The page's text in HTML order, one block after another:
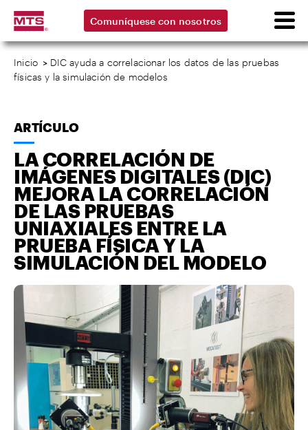
Comuníquese con nosotros
Inicio > DIC ayuda a correlacionar los datos de las pruebas
físicas y la simulación de modelos
ARTÍCULO
LA CORRELACIÓN DE
IMÁGENES DIGITALES (DIC)
MEJORA LA CORRELACIÓN
DE LAS PRUEBAS
UNIAXIALES ENTRE LA
PRUEBA FÍSICA Y LA
SIMULACIÓN DEL MODELO